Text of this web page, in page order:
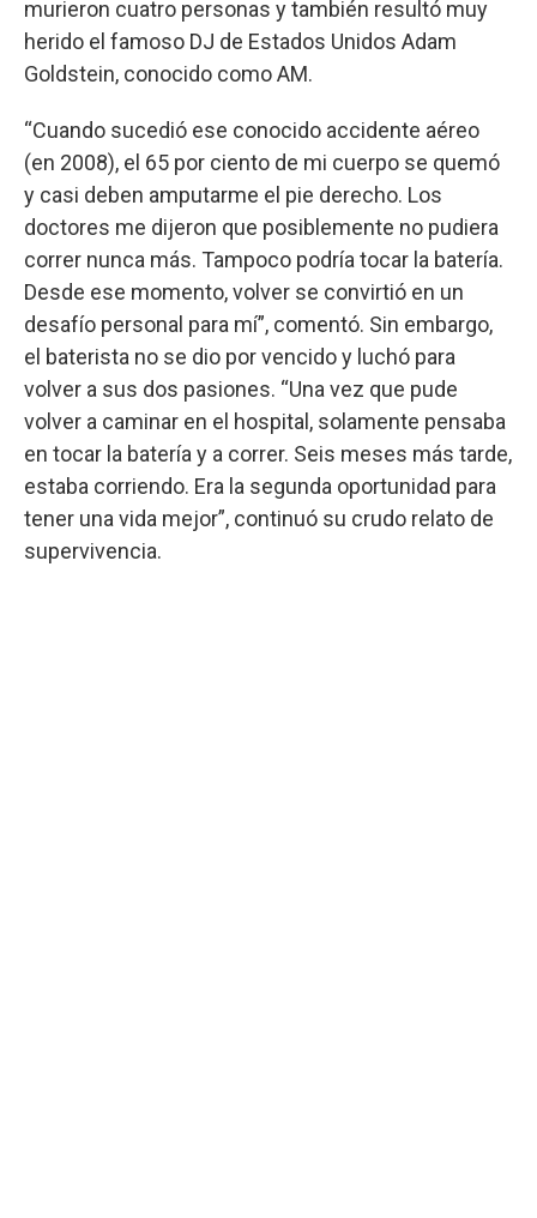
murieron cuatro personas y también resultó muy
herido el famoso DJ de Estados Unidos Adam
Goldstein, conocido como AM.
“Cuando sucedió ese conocido accidente aéreo
(en 2008), el 65 por ciento de mi cuerpo se quemó
y casi deben amputarme el pie derecho. Los
doctores me dijeron que posiblemente no pudiera
correr nunca más. Tampoco podría tocar la batería.
Desde ese momento, volver se convirtió en un
desafío personal para mí”, comentó. Sin embargo,
el baterista no se dio por vencido y luchó para
volver a sus dos pasiones. “Una vez que pude
volver a caminar en el hospital, solamente pensaba
en tocar la batería y a correr. Seis meses más tarde,
estaba corriendo. Era la segunda oportunidad para
tener una vida mejor”, continuó su crudo relato de
supervivencia.